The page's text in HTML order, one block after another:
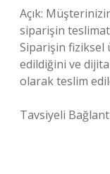
Açık:
siparişin
Siparişin fiziksel
edildiğini ve
olarak teslim
Tavsiyeli